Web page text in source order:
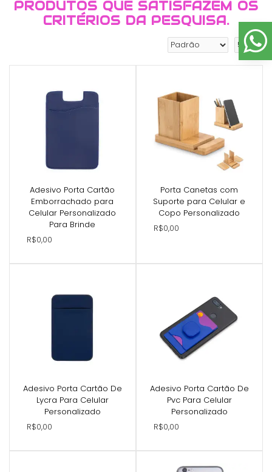
PRODUTOS QUE SATISFAZEM OS
CRITÉRIOS DA PESQUISA.
Adesivo Porta Cartão
Emborrachado para
Celular Personalizado
Para Brinde
R$0,00
Porta Canetas com
Suporte para Celular e
Copo Personalizado
R$0,00
Adesivo Porta Cartão De
Lycra Para Celular
Personalizado
R$0,00
Adesivo Porta Cartão De
Pvc Para Celular
Personalizado
R$0,00